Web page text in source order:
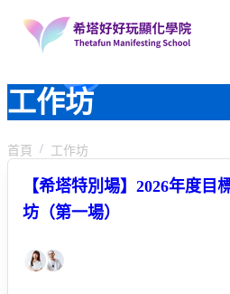
工作坊
首頁 工作坊
【希塔特別場】2026年度目
坊（第一場）